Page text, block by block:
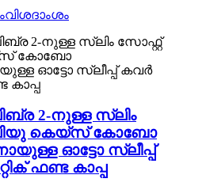
വിശദാംശം
2-നുള്ള സ്ലിം
കെയ്‌സ് കോബോ
ഓട്ടോ സ്ലീപ്പ്
ഫണ്ട കാപ്പ